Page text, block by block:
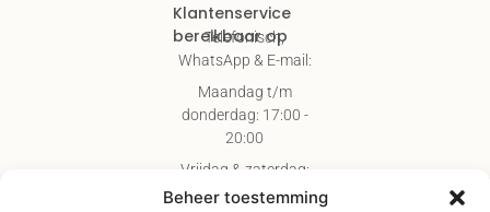
Beheer toestemming
Klantenservice
bereikbaar op
Telefonisch,
WhatsApp & E-mail:
Maandag t/m
donderdag: 17:00 -
20:00
Vrijdag & zaterdag:
09:00 - 17:00